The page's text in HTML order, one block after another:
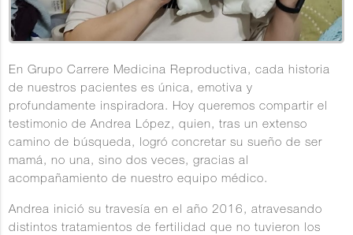
En Grupo Carrere Medicina Reproductiva, cada historia
de nuestros pacientes es única, emotiva y
profundamente inspiradora. Hoy queremos compartir el
testimonio de Andrea López, quien, tras un extenso
camino de búsqueda, logró concretar su sueño de ser
mamá, no una, sino dos veces, gracias al
acompañamiento de nuestro equipo médico.
Andrea inició su travesía en el año 2016, atravesando
distintos tratamientos de fertilidad que no tuvieron los